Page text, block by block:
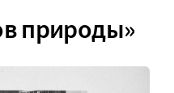
природы»